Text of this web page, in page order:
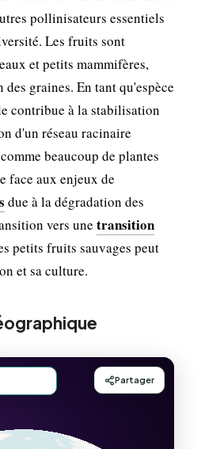
pollinisateurs essentiels
Les fruits sont
et petits mammifères,
graines. En tant qu'espèce
contribue à la stabilisation
d'un réseau racinaire
beaucoup de plantes
face aux enjeux de
due à la dégradation des
vers une transition
petits fruits sauvages peut
et sa culture.